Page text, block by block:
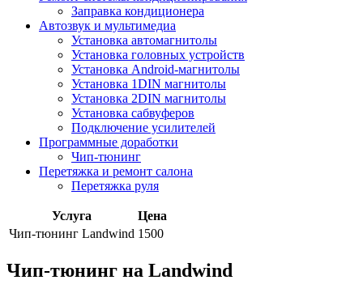
Заправка кондиционера
Автозвук и мультимедиа
Установка автомагнитолы
Установка головных устройств
Установка Android-магнитолы
Установка 1DIN магнитолы
Установка 2DIN магнитолы
Установка сабвуферов
Подключение усилителей
Программные доработки
Чип-тюнинг
Перетяжка и ремонт салона
Перетяжка руля
Услуга
Цена
Чип-тюнинг Landwind 1500
Чип-тюнинг на Landwind